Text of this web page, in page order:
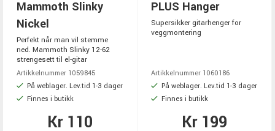
Mammoth Slinky
Nickel
Perfekt når man vil stemme
ned. Mammoth Slinky 12-62
strengesett til el-gitar
Artikkelnummer 1059845
På weblager. Lev.tid 1-3 dager
Finnes i butikk
Kr 110
PLUS Hanger
Supersikker gitarhenger for
veggmontering
Artikkelnummer 1060186
På weblager. Lev.tid 1-3 dager
Finnes i butikk
Kr 199